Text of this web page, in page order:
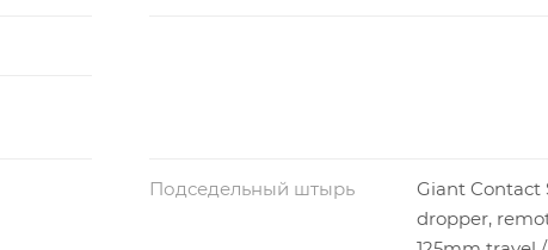
Подседельный штырь
Giant Contact
dropper,